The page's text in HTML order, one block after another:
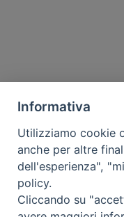
Informativa
Utilizziamo cookie
anche per altre
dell'esperienza",
policy.
Cliccando su